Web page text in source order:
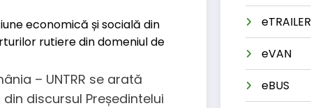
– UNTRR se arată
discursul Președintelui
eTRAILER
eVAN
eBUS